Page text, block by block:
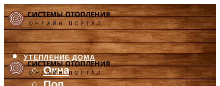
УТЕПЛЕНИЕ ДОМА
Окна